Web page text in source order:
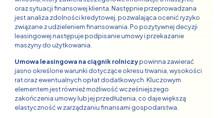
oraz sytuacji finansowej klienta. Następnie przeprowadzana
jest analiza zdolności kredytowej, pozwalająca ocenić ryzyko
związane z udzieleniem finansowania. Po pozytywnej decyzji
leasingowej następuje podpisanie umowy i przekazanie
maszyny do użytkowania.
Umowa leasingowa na ciągnik rolniczypowinna zawierać
jasno określone warunki dotyczące okresu trwania, wysokości
rat oraz ewentualnych opłat dodatkowych. Kluczowym
elementem jest również możliwość wcześniejszego
zakończenia umowy lub jej przedłużenia, co daje większą
elastyczność w zarządzaniu finansami gospodarstwa.